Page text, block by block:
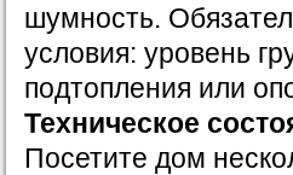
шумность.
условия: уровень
подтопления или
Техническое
Посетите дом